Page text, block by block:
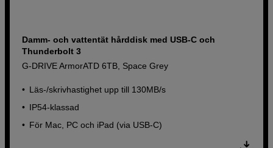
Damm- och vattentät hårddisk med USB-C och
Thunderbolt 3
G-DRIVE ArmorATD 6TB, Space Grey
Läs-/skrivhastighet upp till 130MB/s
IP54-klassad
För Mac, PC och iPad (via USB-C)